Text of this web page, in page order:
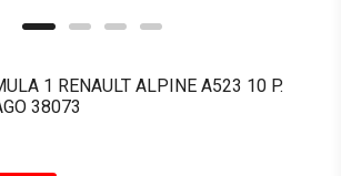
1 RENAULT ALPINE A523 10 P.
38073